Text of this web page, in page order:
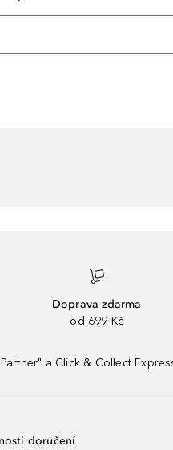
Doprava zdarma
od 699 Kč
a Click & Collect
doručení